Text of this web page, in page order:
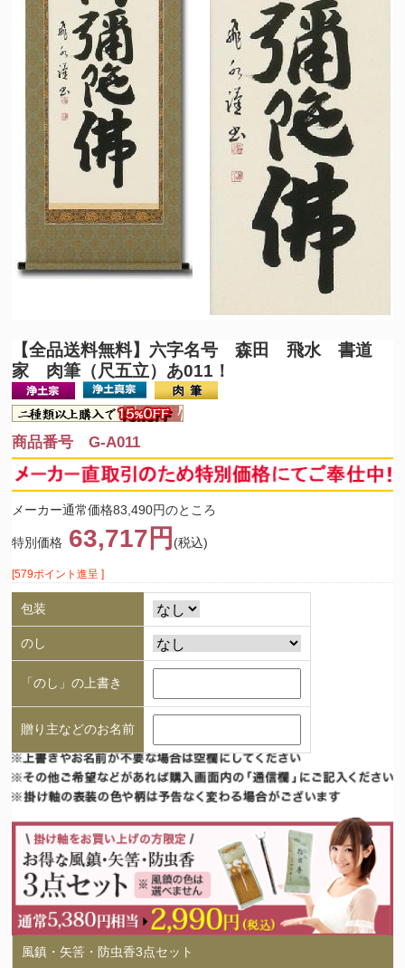
【全品送料無料】 六字名号 森田 飛水 書道
家 肉筆（尺五立）あ011！
商品番号 G-A011
メーカー通常価格83,490円のところ
特別価格 63,717円 (税込)
[579ポイント進呈 ]
包装
のし
「のし」の上書き
贈り主などのお名前
風鎮・矢筈・防虫香3点セット